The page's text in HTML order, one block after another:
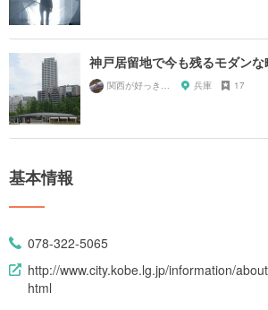
神戸居留地で今も残るモダン
兵庫 17
基本情報
078-322-5065
http://www.city.kobe.lg.jp/information/
html